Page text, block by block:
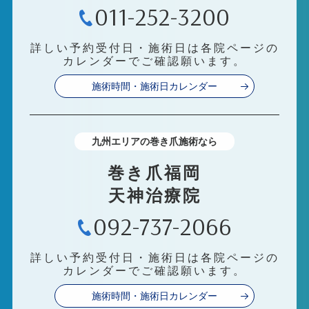
011-252-3200
詳しい予約受付日・施術日は各院ページの
カレンダーでご確認願います。
施術時間・施術日カレンダー
九州エリアの巻き爪施術なら
巻き爪福岡
天神治療院
092-737-2066
詳しい予約受付日・施術日は各院ページの
カレンダーでご確認願います。
施術時間・施術日カレンダー